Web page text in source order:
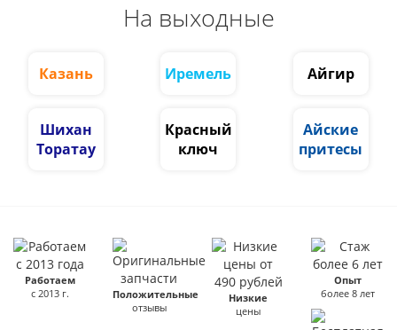
На выходные
Казань Иремель Айгир
Шихан
Торатау
Красный
ключ
Айские
притесы
Работаем
с 2013 г.
Положительные
отзывы
Низкие
цены
Опыт
более 8 лет